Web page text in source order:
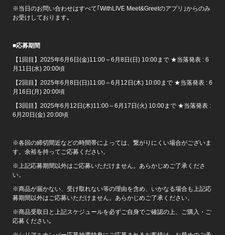
※当日のお問い合わせはすべて｢WithLIVE Meet&Greetのアプリ｣からのみ
お受けしております｡
■応募期間
【1回目】2025年6月6日(金)11:00～6月8日(日) 10:00まで ★当落発表 : 6
月11日(水) 20:00頃
【2回目】2025年6月8日(日)11:00～6月12日(木) 10:00まで ★当落発表 : 6
月16日(月) 20:00頃
【3回目】2025年6月12日(木)11:00～6月17日(火) 10:00まで ★当落発表 :
6月20日(金) 20:00頃
※各回の締切間近などの時間帯によっては、繋がりにくい場合がございま
す。余裕を持ってご応募ください。
※上記応募期間以外はご応募いただけません。あらかじめご了承くださ
い。
※商品が届かない、受け取れない等の理由を含め、いかなる場合も上記応
募期間以外はご応募いただけません。あらかじめご了承ください。
※商品受取日と上記スケジュールを必ずご自身でご確認の上、ご購入・ご
応募ください｡